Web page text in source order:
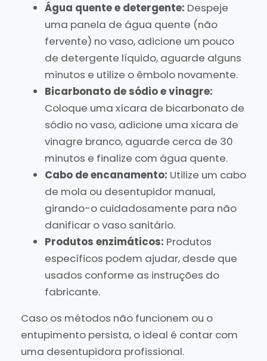
Água quente e detergente: Despeje
uma panela de água quente (não
fervente) no vaso, adicione um pouco
de detergente líquido, aguarde alguns
minutos e utilize o êmbolo novamente.
Bicarbonato de sódio e vinagre:
Coloque uma xícara de bicarbonato de
sódio no vaso, adicione uma xícara de
vinagre branco, aguarde cerca de 30
minutos e finalize com água quente.
Cabo de encanamento: Utilize um cabo
de mola ou desentupidor manual,
girando-o cuidadosamente para não
danificar o vaso sanitário.
Produtos enzimáticos: Produtos
específicos podem ajudar, desde que
usados conforme as instruções do
fabricante.
Caso os métodos não funcionem ou o
entupimento persista, o ideal é contar com
uma desentupidora profissional.